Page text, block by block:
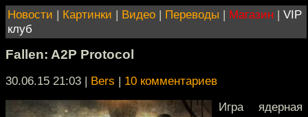
Новости | Картинки | Видео | Переводы | Магазин | VIP
клуб
Fallen: A2P Protocol
30.06.15 21:03 | Bers | 10 комментариев
Игра ядерная